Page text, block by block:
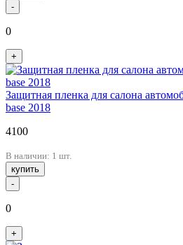
-
0
+
Защитная пленка для салона
base 2018
4100
В наличии: 1 шт.
купить
-
0
+